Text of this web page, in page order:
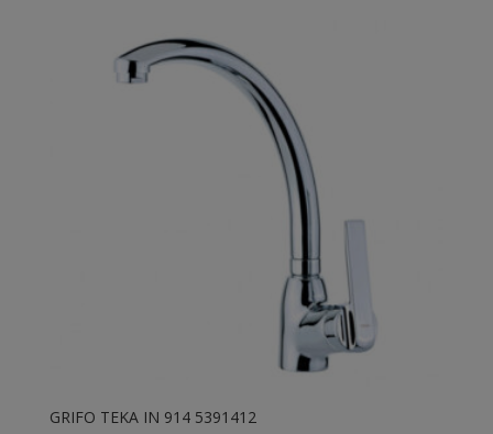
GRIFO TEKA IN 914 5391412